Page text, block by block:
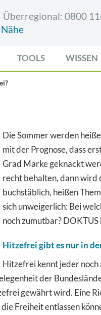
Überregional: 0800
TOOLS WISSEN
Die Sommer werden
mit der Prognose, dass
Grad Marke geknackt
recht behalten, dann wird
buchstäblich, heißen
sich unweigerlich: Bei
noch zumutbar?
Hitzefrei gibt es nur in
Hitzefrei kennt jeder noch
der
gewährt wird. Eine
Freiheit entlassen